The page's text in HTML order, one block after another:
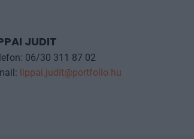
JUDIT
06/30 311 87 02
lippai.judit@portfolio.hu